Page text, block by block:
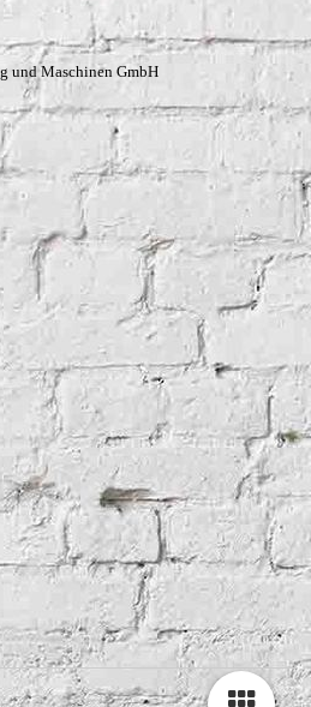
und Maschinen GmbH